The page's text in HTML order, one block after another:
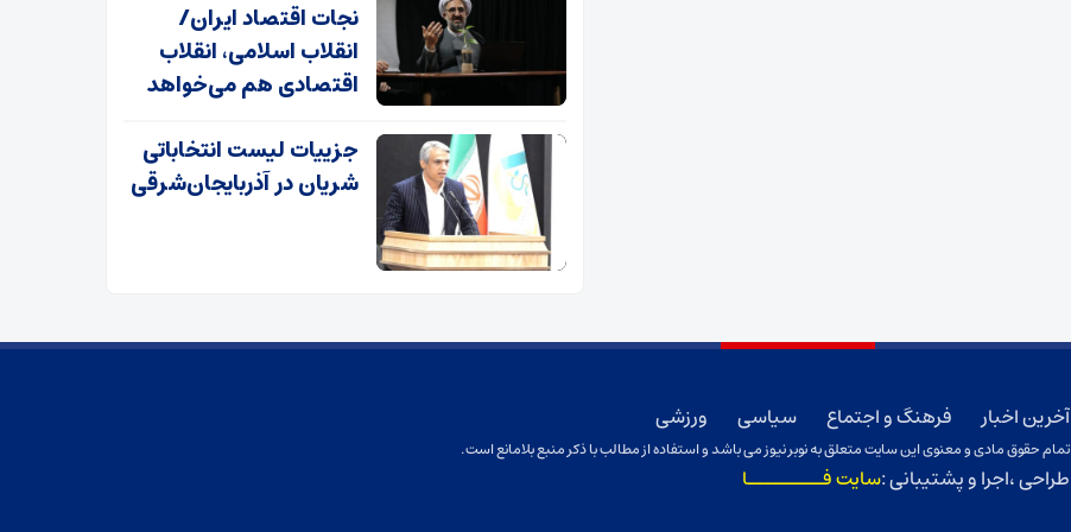
نجات اقتصاد ایران/
انقلاب اسلامی، انقلاب
اقتصادی هم می‌خواهد
جزییات لیست انتخاباتی
شریان در آذربایجان‌شرقی
آخرین اخبار فرهنگ و اجتماع سیاسی ورزشی
تمام حقوق مادی و معنوی این سایت متعلق به نوبر نیوز می باشد و استفاده از مطالب با ذکر منبع بلامانع است.
طراحی ،اجرا و پشتیبانی :سایت فـــــــــا